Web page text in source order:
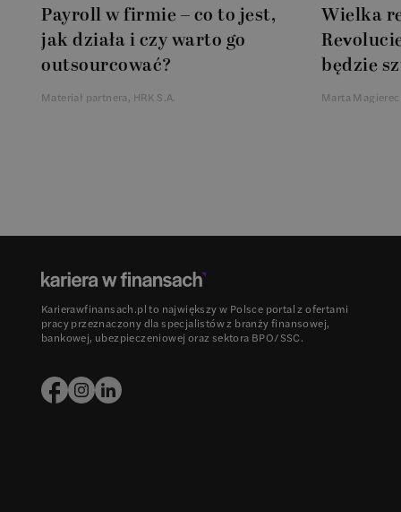
Payroll w firmie – co to jest,
jak działa i czy warto go
outsourcować?
Materiał partnera, HRK S.A.
Wielka
będzie
Marta
Karierawfinansach.pl to największy w Polsce portal z ofertami
pracy przeznaczony dla specjalistów z branży finansowej,
bankowej, ubezpieczeniowej oraz sektora BPO/SSC.